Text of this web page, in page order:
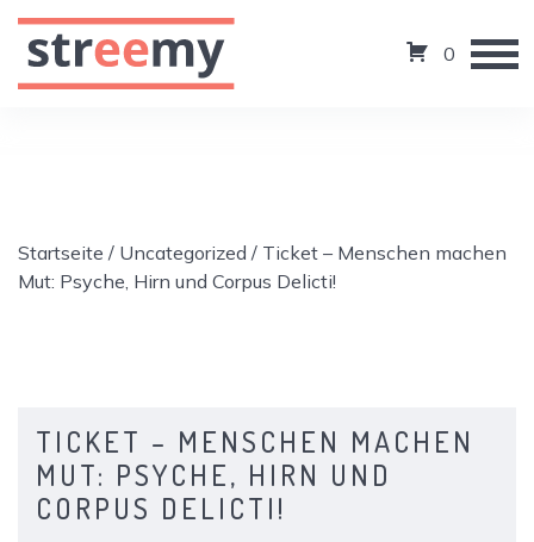
0
Startseite / Uncategorized / Ticket – Menschen machen
Mut: Psyche, Hirn und Corpus Delicti!
TICKET – MENSCHEN MACHEN
MUT: PSYCHE, HIRN UND
CORPUS DELICTI!